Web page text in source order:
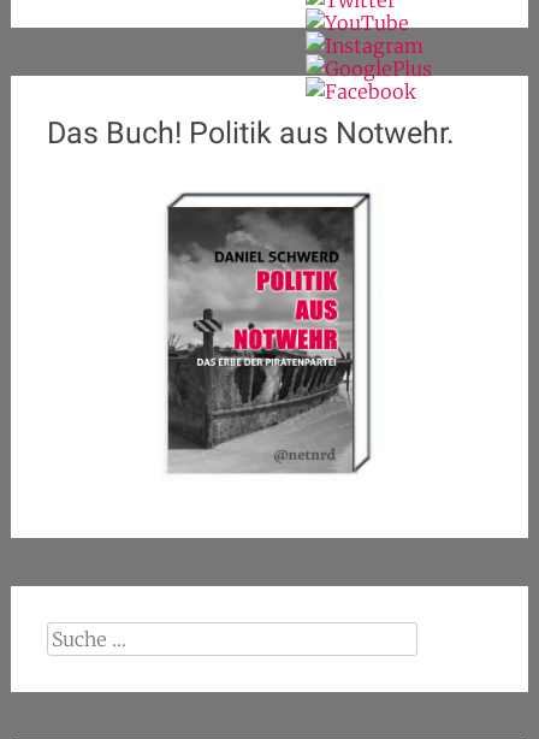
Das Buch! Politik aus Notwehr.
Suche
nach: